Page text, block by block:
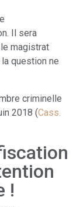
Il sera
le magistrat
la question ne
criminelle
2018 (Cass.
!